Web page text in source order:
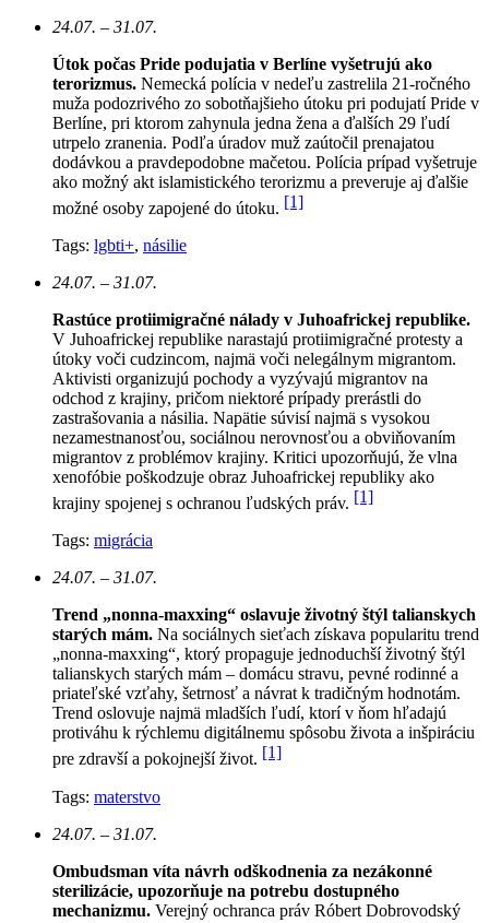
24.07. – 31.07.
Útok počas Pride podujatia v Berlíne vyšetrujú ako
terorizmus. Nemecká polícia v nedeľu zastrelila 21-ročného
muža podozrivého zo sobotňajšieho útoku pri podujatí Pride v
Berlíne, pri ktorom zahynula jedna žena a ďalších 29 ľudí
utrpelo zranenia. Podľa úradov muž zaútočil prenajatou
dodávkou a pravdepodobne mačetou. Polícia prípad vyšetruje
ako možný akt islamistického terorizmu a preveruje aj ďalšie
možné osoby zapojené do útoku. [1]
Tags: lgbti+, násilie
24.07. – 31.07.
Rastúce protiimigračné nálady v Juhoafrickej republike.
V Juhoafrickej republike narastajú protiimigračné protesty a
útoky voči cudzincom, najmä voči nelegálnym migrantom.
Aktivisti organizujú pochody a vyzývajú migrantov na
odchod z krajiny, pričom niektoré prípady prerástli do
zastrašovania a násilia. Napätie súvisí najmä s vysokou
nezamestnanosťou, sociálnou nerovnosťou a obviňovaním
migrantov z problémov krajiny. Kritici upozorňujú, že vlna
xenofóbie poškodzuje obraz Juhoafrickej republiky ako
krajiny spojenej s ochranou ľudských práv. [1]
Tags: migrácia
24.07. – 31.07.
Trend „nonna-maxxing“ oslavuje životný štýl talianskych
starých mám. Na sociálnych sieťach získava popularitu trend
„nonna-maxxing“, ktorý propaguje jednoduchší životný štýl
talianskych starých mám – domácu stravu, pevné rodinné a
priateľské vzťahy, šetrnosť a návrat k tradičným hodnotám.
Trend oslovuje najmä mladších ľudí, ktorí v ňom hľadajú
protiváhu k rýchlemu digitálnemu spôsobu života a inšpiráciu
pre zdravší a pokojnejší život. [1]
Tags: materstvo
24.07. – 31.07.
Ombudsman víta návrh odškodnenia za nezákonné
sterilizácie, upozorňuje na potrebu dostupného
mechanizmu. Verejný ochranca práv Róbert Dobrovodský